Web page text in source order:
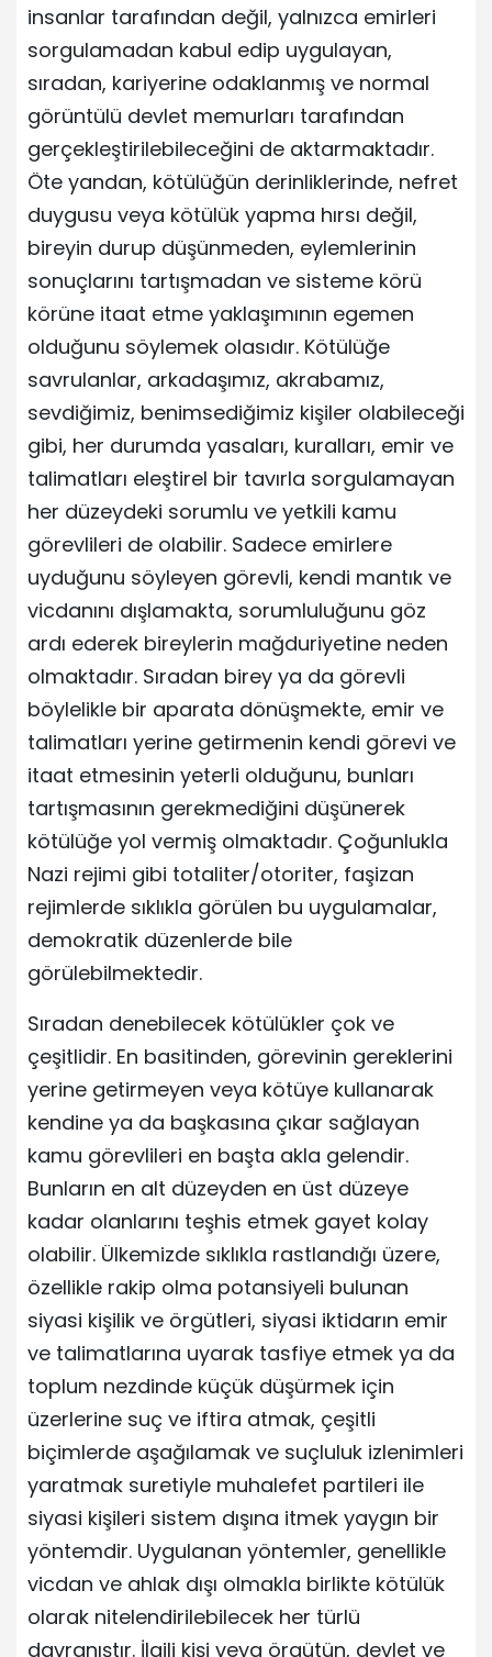
insanlar tarafından değil, yalnızca emirleri
sorgulamadan kabul edip uygulayan,
sıradan, kariyerine odaklanmış ve normal
görüntülü devlet memurları tarafından
gerçekleştirilebileceğini de aktarmaktadır.
Öte yandan, kötülüğün derinliklerinde, nefret
duygusu veya kötülük yapma hırsı değil,
bireyin durup düşünmeden, eylemlerinin
sonuçlarını tartışmadan ve sisteme körü
körüne itaat etme yaklaşımının egemen
olduğunu söylemek olasıdır. Kötülüğe
savrulanlar, arkadaşımız, akrabamız,
sevdiğimiz, benimsediğimiz kişiler olabileceği
gibi, her durumda yasaları, kuralları, emir ve
talimatları eleştirel bir tavırla sorgulamayan
her düzeydeki sorumlu ve yetkili kamu
görevlileri de olabilir. Sadece emirlere
uyduğunu söyleyen görevli, kendi mantık ve
vicdanını dışlamakta, sorumluluğunu göz
ardı ederek bireylerin mağduriyetine neden
olmaktadır. Sıradan birey ya da görevli
böylelikle bir aparata dönüşmekte, emir ve
talimatları yerine getirmenin kendi görevi ve
itaat etmesinin yeterli olduğunu, bunları
tartışmasının gerekmediğini düşünerek
kötülüğe yol vermiş olmaktadır. Çoğunlukla
Nazi rejimi gibi totaliter/otoriter, faşizan
rejimlerde sıklıkla görülen bu uygulamalar,
demokratik düzenlerde bile
görülebilmektedir.
Sıradan denebilecek kötülükler çok ve
çeşitlidir. En basitinden, görevinin gereklerini
yerine getirmeyen veya kötüye kullanarak
kendine ya da başkasına çıkar sağlayan
kamu görevlileri en başta akla gelendir.
Bunların en alt düzeyden en üst düzeye
kadar olanlarını teşhis etmek gayet kolay
olabilir. Ülkemizde sıklıkla rastlandığı üzere,
özellikle rakip olma potansiyeli bulunan
siyasi kişilik ve örgütleri, siyasi iktidarın emir
ve talimatlarına uyarak tasfiye etmek ya da
toplum nezdinde küçük düşürmek için
üzerlerine suç ve iftira atmak, çeşitli
biçimlerde aşağılamak ve suçluluk izlenimleri
yaratmak suretiyle muhalefet partileri ile
siyasi kişileri sistem dışına itmek yaygın bir
yöntemdir. Uygulanan yöntemler, genellikle
vicdan ve ahlak dışı olmakla birlikte kötülük
olarak nitelendirilebilecek her türlü
davranıştır. İlgili kişi veya örgütün, devlet ve